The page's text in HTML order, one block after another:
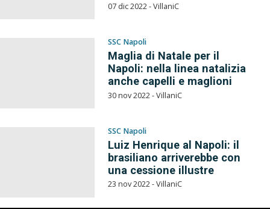
07 dic 2022 - VillaniC
SSC Napoli
Maglia di Natale per il
Napoli: nella linea natalizia
anche capelli e maglioni
30 nov 2022 - VillaniC
SSC Napoli
Luiz Henrique al Napoli: il
brasiliano arriverebbe con
una cessione illustre
23 nov 2022 - VillaniC